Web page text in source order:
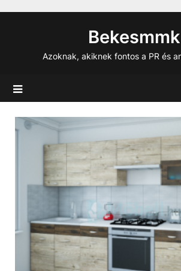
Bekesmmk
Azoknak, akiknek fontos a PR és